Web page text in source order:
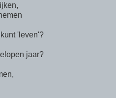
'leven'?
jaar?